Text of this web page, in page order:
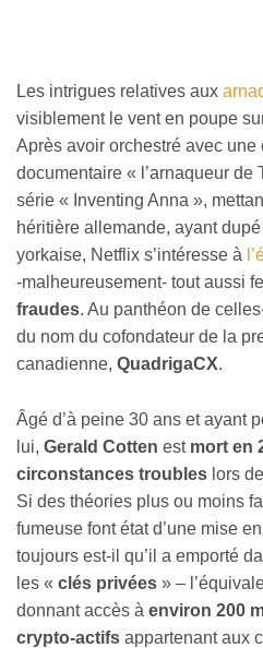
Les intrigues relatives aux
visiblement le vent en poupe
Après avoir orchestré avec une
documentaire « l’arnaqueur de
série « Inventing Anna »,
héritière allemande, ayant
yorkaise, Netflix s’intéresse à
-malheureusement- tout aussi
fraudes. Au panthéon de
du nom du cofondateur de la
canadienne, QuadrigaCX.
Âgé d’à peine 30 ans et ayant
lui, Gerald Cotten est mort en
circonstances troubles lors
Si des théories plus ou moins
fumeuse font état d’une mise
toujours est-il qu’il a emporté
les « clés privées » –
donnant accès à environ 200
crypto-actifs appartenant aux